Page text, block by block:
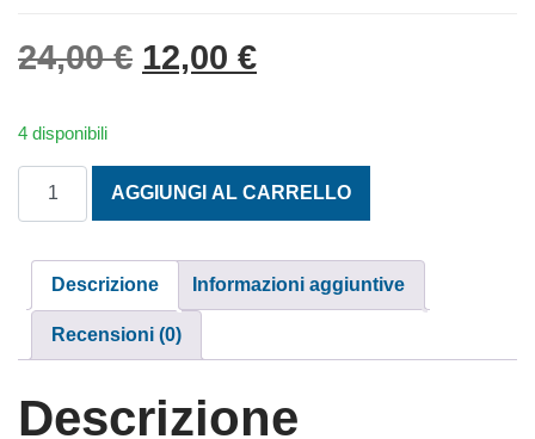
24,00€ Il prezzo originale era:
12,00 €Il prezzo attuale
4 disponibili
AGGIUNGI AL CARRELLO
Descrizione Informazioni aggiuntive
Recensioni (0)
Descrizione